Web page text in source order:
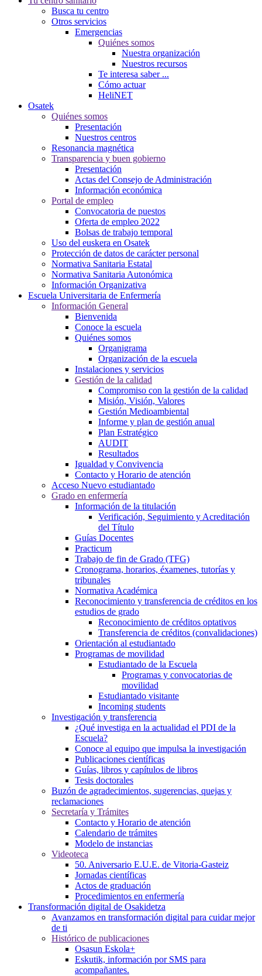
Busca tu centro
Otros servicios
Emergencias
Quiénes somos
Nuestra organización
Nuestros recursos
Te interesa saber ...
Cómo actuar
HeliNET
Osatek
Quiénes somos
Presentación
Nuestros centros
Resonancia magnética
Transparencia y buen gobierno
Presentación
Actas del Consejo de Administración
Información económica
Portal de empleo
Convocatoria de puestos
Oferta de empleo 2022
Bolsas de trabajo temporal
Uso del euskera en Osatek
Protección de datos de carácter personal
Normativa Sanitaria Estatal
Normativa Sanitaria Autonómica
Información Organizativa
Escuela Universitaria de Enfermería
Información General
Bienvenida
Conoce la escuela
Quiénes somos
Organigrama
Organización de la escuela
Instalaciones y servicios
Gestión de la calidad
Compromiso con la gestión de la calidad
Misión, Visión, Valores
Gestión Medioambiental
Informe y plan de gestión anual
Plan Estratégico
AUDIT
Resultados
Igualdad y Convivencia
Contacto y Horario de atención
Acceso Nuevo estudiantado
Grado en enfermería
Información de la titulación
Verificación, Seguimiento y Acreditación
del Título
Guías Docentes
Practicum
Trabajo de fin de Grado (TFG)
Cronograma, horarios, éxamenes, tutorías y
tribunales
Normativa Académica
Reconocimiento y transferencia de créditos en los
estudios de grado
Reconocimiento de créditos optativos
Transferencia de créditos (convalidaciones)
Orientación al estudiantado
Programas de movilidad
Estudiantado de la Escuela
Programas y convocatorias de
movilidad
Estudiantado visitante
Incoming students
Investigación y transferencia
¿Qué investiga en la actualidad el PDI de la
Escuela?
Conoce al equipo que impulsa la investigación
Publicaciones científicas
Guías, libros y capítulos de libros
Tesis doctorales
Buzón de agradecimientos, sugerencias, quejas y
reclamaciones
Secretaría y Trámites
Contacto y Horario de atención
Calendario de trámites
Modelo de instancias
Videoteca
50. Aniversario E.U.E. de Vitoria-Gasteiz
Jornadas científicas
Actos de graduación
Procedimientos en enfermería
Transformación digital de Osakidetza
Avanzamos en transformación digital para cuidar mejor
de ti
Histórico de publicaciones
Osasun Eskola+
Eskutik, información por SMS para
acompañantes.